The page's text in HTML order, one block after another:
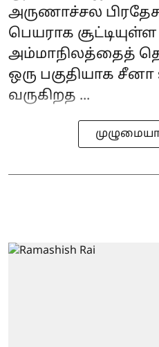
அருணாச்சல
பெயராக
அம்மாநிலத்தைத்
ஒரு பகுதியாக
வருகிறத ...